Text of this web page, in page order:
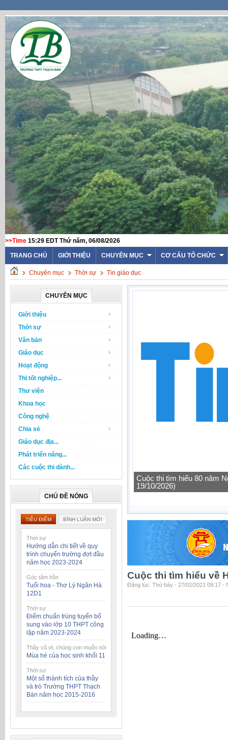
>>Time 15:29 EDT Thứ năm, 06/08/2026
TRANG CHỦ GIỚI THIỆU CHUYÊN MỤC CƠ CẤU TỔ CHỨC
Chuyên mục Thời sự Tin giáo dục
CHUYÊN MỤC
Giới thiệu
Thời sự
Văn bản
Giáo dục
Hoạt động
Thi tốt nghiệp...
Thư viện
Khoa học
Công nghệ
Chia sẻ
Giáo dục địa...
Phát triển năng...
Các cuộc thi dành...
CHỦ ĐỀ NÓNG
TIÊU ĐIỂM BÌNH LUẬN MỚI
Thời sự
Hướng dẫn chi tiết về quy
trình chuyển trường đợt đầu
năm học 2023-2024
Góc tâm hồn
Tuổi hoa - Thơ Lý Ngân Hà
12D1
Thời sự
Điểm chuẩn trúng tuyển bổ
sung vào lớp 10 THPT công
lập năm 2023-2024
Thầy cô ơi, chúng con muốn nói
Mùa hè của học sinh khối 11
Thời sự
Một số thành tích của thầy
và trò Trường THPT Thạch
Bàn năm học 2015-2016
Cuộc thi tìm hiểu 80 năm
19/10/2026)
Cuộc thi tìm hiểu về
Đăng lúc: Thứ bảy - 27/02/2021 09:17 -